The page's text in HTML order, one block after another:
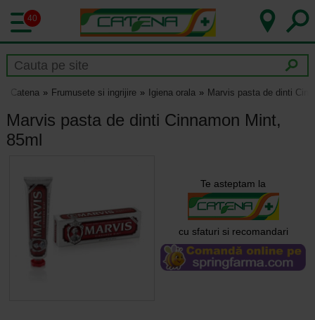
40
Catena Frumusete si ingrijire Igiena orala Marvis pasta de dinti
Marvis pasta de dinti Cinnamon Mint,
85ml
Te asteptam la
cu sfaturi si recomandari